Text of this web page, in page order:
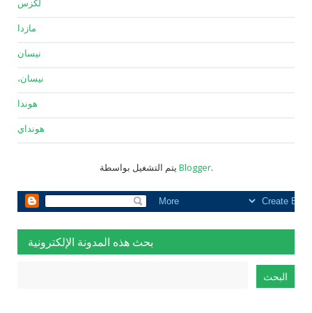
لكزس
مازدا
نيسان
نيسان،
هوندا
هونداي
Blogger.
بحث هذه المدونة الإلكترونية